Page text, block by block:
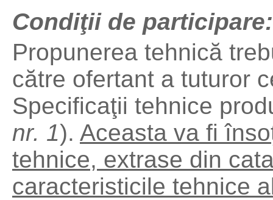
Condiţii de participare:
Propunerea tehnică
către ofertant a tuturor
Specificaţii tehnice
nr. 1). Aceasta va fi
tehnice, extrase din
caracteristicile tehnice